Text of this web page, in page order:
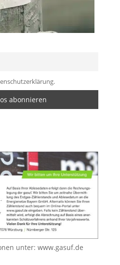
unter: www.gasuf.de